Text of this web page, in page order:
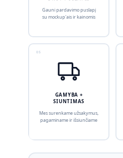
Gauni pardavimo puslapį
su mockup'ais ir kainomis
05
GAMYBA +
SIUNTIMAS
Mes surenkame užsakymus,
pagaminame ir išsiunčiame